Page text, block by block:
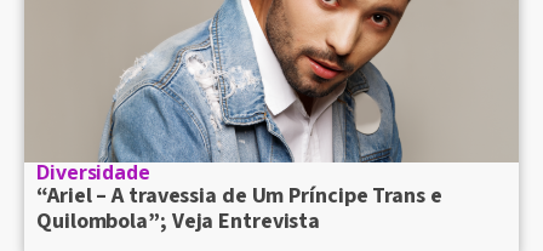
Diversidade
“Ariel – A travessia de Um Príncipe Trans e
Quilombola”; Veja Entrevista